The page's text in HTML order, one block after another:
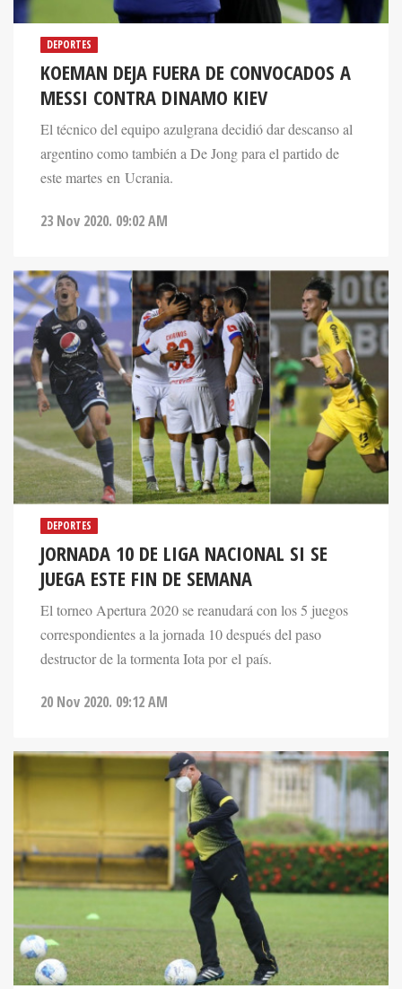
DEPORTES
KOEMAN DEJA FUERA DE CONVOCADOS A
MESSI CONTRA DINAMO KIEV
El técnico del equipo azulgrana decidió dar descanso al
argentino como también a De Jong para el partido de
este martes en Ucrania.
23 Nov 2020. 09:02 AM
DEPORTES
JORNADA 10 DE LIGA NACIONAL SI SE
JUEGA ESTE FIN DE SEMANA
El torneo Apertura 2020 se reanudará con los 5 juegos
correspondientes a la jornada 10 después del paso
destructor de la tormenta Iota por el país.
20 Nov 2020. 09:12 AM